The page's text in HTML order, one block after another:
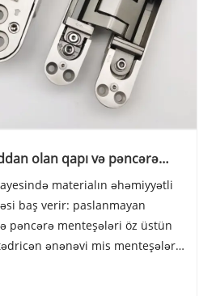
olan qapı və pəncərə
materialın əhəmiyyətli
baş verir: paslanmayan
pəncərə menteşələri öz üstün
ənənəvi mis menteşələrə